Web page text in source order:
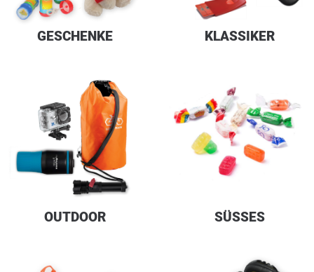
GESCHENKE KLASSIKER
OUTDOOR SÜSSES